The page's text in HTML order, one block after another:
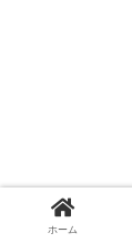
ホーム